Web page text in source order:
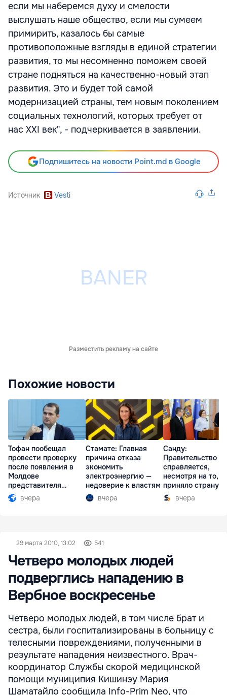
если мы наберемся духу и смелости
выслушать наше общество, если мы сумеем
примирить, казалось бы самые
противоположные взгляды в единой стратегии
развития, то мы несомненно поможем своей
стране подняться на качественно-новый этап
развития. Это и будет той самой
модернизацией страны, тем новым поколением
социальных технологий, которых требует от
нас XXI век", - подчеркивается в заявлении.
Подпишитесь на новости Point.md в Google
Источник Vesti
Разместить рекламу на сайте
Похожие новости
Тофан пообещал
провести проверку
после появления в
Молдове
представителя
Южной Осетии
вчера
Стамате: Главная
причина отказа
экономить
электроэнергию —
недоверие к властям
вчера
Санду:
Правительство
справляется,
несмотря на то,
приняло страну в
разгар кризиса
вчера
29 марта 2010, 13:02 541
Четверо молодых людей
подверглись нападению в
Вербное воскресенье
Четверо молодых людей, в том числе брат и
сестра, были госпитализированы в больницу с
телесными повреждениями, полученными в
результате нападения неизвестного. Врач-
координатор Службы скорой медицинской
помощи муниципия Кишинэу Мария
Шаматайло сообщила Info-Prim Neo, что